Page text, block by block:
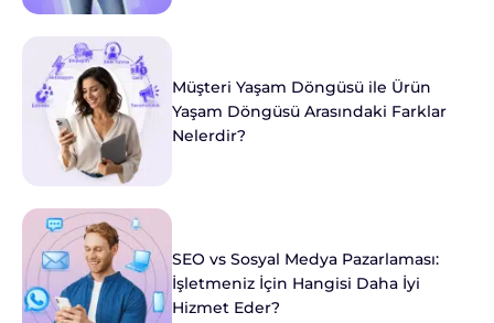
Müşteri Yaşam Döngüsü ile Ürün
Yaşam Döngüsü Arasındaki Farklar
Nelerdir?
SEO vs Sosyal Medya Pazarlaması:
İşletmeniz İçin Hangisi Daha İyi
Hizmet Eder?